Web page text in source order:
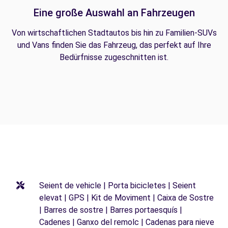
Eine große Auswahl an Fahrzeugen
Von wirtschaftlichen Stadtautos bis hin zu Familien-SUVs
und Vans finden Sie das Fahrzeug, das perfekt auf Ihre
Bedürfnisse zugeschnitten ist.
Seient de vehicle | Porta bicicletes | Seient
elevat | GPS | Kit de Moviment | Caixa de Sostre
| Barres de sostre | Barres portaesquís |
Cadenes | Ganxo del remolc | Cadenas para nieve